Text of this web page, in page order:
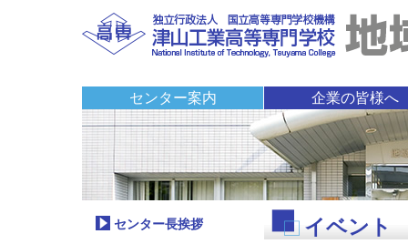
センター案内
センター長挨拶
組織
イベント
ニュース
お問い合わせ
アクセス
企業の皆様へ
技術相談・機器利用
共同研究・受託研究
知的財産
教員の研究分野・シ
リンク
イベント
センター長挨拶